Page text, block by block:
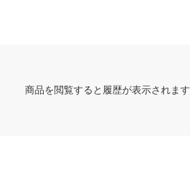
商品を閲覧すると履歴が表示されます